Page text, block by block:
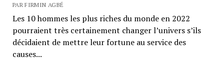
PAR FIRMIN AGBÉ
Les 10 hommes les plus riches du monde en 2022
pourraient très certainement changer l’univers s’ils
décidaient de mettre leur fortune au service des
causes...